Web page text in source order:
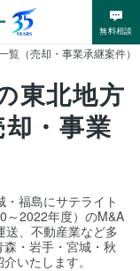
無料相談
覧（売却・事業承継案件）
東北地方
・事業
福島にサテライト
～2022年度）のM&A
送、不動産業など多
・岩手・宮城・秋
いたします。